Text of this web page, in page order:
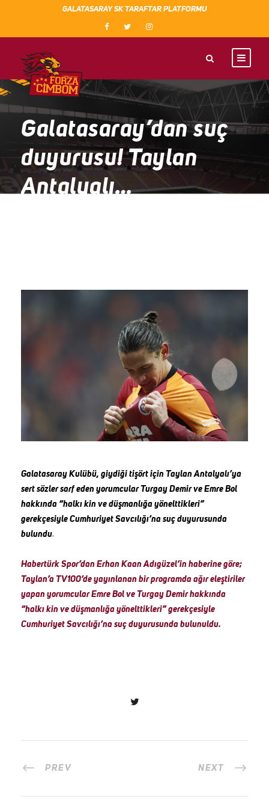
GALATASARAY SK TARAFTAR PLATFORMU
Galatasaray’dan suç
duyurusu! Taylan
Antalyalı…
Galatasaray Kulübü, giydiği tişört için Taylan Antalyalı’ya
sert sözler sarf eden yorumcular Turgay Demir ve Emre Bol
hakkında “halkı kin ve düşmanlığa yönelttikleri”
gerekçesiyle Cumhuriyet Savcılığı’na suç duyurusunda
bulundu.
Habertürk Spor’dan Erhan Kaan Adıgüzel’in haberine göre;
Taylan’a TV100’de yayınlanan bir programda ağır eleştiriler
yapan yorumcular Emre Bol ve Turgay Demir hakkında
“halkı kin ve düşmanlığa yönelttikleri” gerekçesiyle
Cumhuriyet Savcılığı’na suç duyurusunda bulunuldu.
PREV NEXT